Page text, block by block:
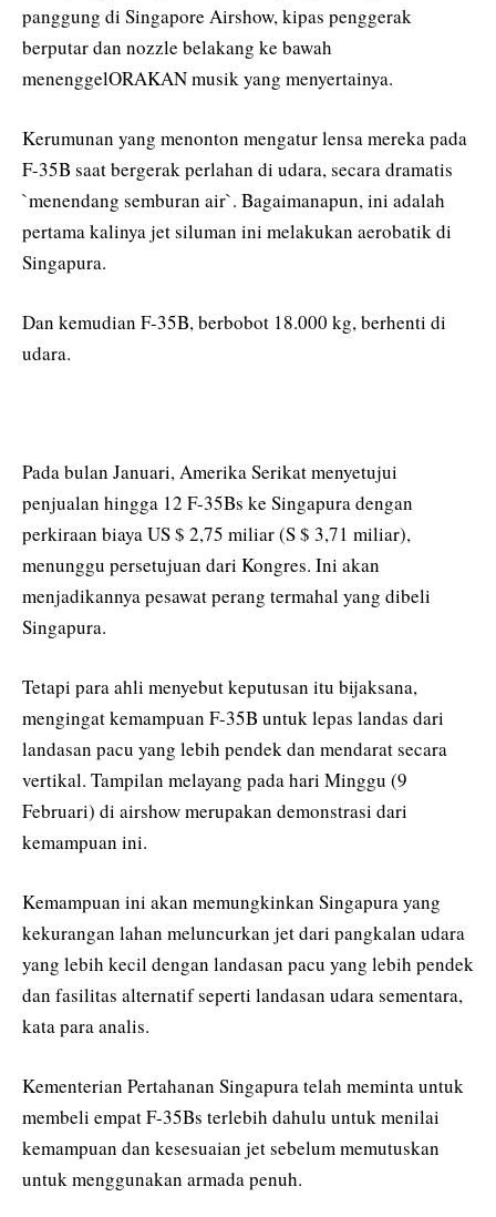
panggung di Singapore Airshow, kipas penggerak
berputar dan nozzle belakang ke bawah
menenggelORAKAN musik yang menyertainya.
Kerumunan yang menonton mengatur lensa mereka pada
F-35B saat bergerak perlahan di udara, secara dramatis
`menendang semburan air`. Bagaimanapun, ini adalah
pertama kalinya jet siluman ini melakukan aerobatik di
Singapura.
Dan kemudian F-35B, berbobot 18.000 kg, berhenti di
udara.
Pada bulan Januari, Amerika Serikat menyetujui
penjualan hingga 12 F-35Bs ke Singapura dengan
perkiraan biaya US $ 2,75 miliar (S $ 3,71 miliar),
menunggu persetujuan dari Kongres. Ini akan
menjadikannya pesawat perang termahal yang dibeli
Singapura.
Tetapi para ahli menyebut keputusan itu bijaksana,
mengingat kemampuan F-35B untuk lepas landas dari
landasan pacu yang lebih pendek dan mendarat secara
vertikal. Tampilan melayang pada hari Minggu (9
Februari) di airshow merupakan demonstrasi dari
kemampuan ini.
Kemampuan ini akan memungkinkan Singapura yang
kekurangan lahan meluncurkan jet dari pangkalan udara
yang lebih kecil dengan landasan pacu yang lebih pendek
dan fasilitas alternatif seperti landasan udara sementara,
kata para analis.
Kementerian Pertahanan Singapura telah meminta untuk
membeli empat F-35Bs terlebih dahulu untuk menilai
kemampuan dan kesesuaian jet sebelum memutuskan
untuk menggunakan armada penuh.